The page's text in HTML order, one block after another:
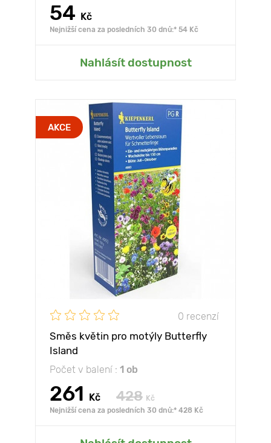
54 Kč
Nejnižší cena za posledních 30 dnů:* 54 Kč
Nahlásít dostupnost
AKCE
0 recenzí
Směs květin pro motýly Butterfly
Island
Počet v balení : 1 ob
261 Kč 428 Kč
Nejnižší cena za posledních 30 dnů:* 428 Kč